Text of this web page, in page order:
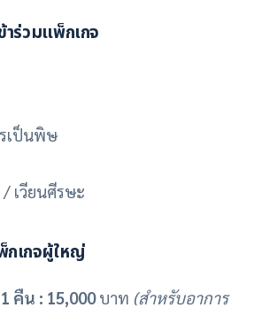
าร่วมแพ็กเกจ
เป็นพิษ
เวียนศีรษะ
กเกจผู้ใหญ่
คืน : 15,000บาท (สำหรับอาการ